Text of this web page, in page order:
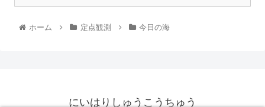
ホーム 定点観測 今日の海
にいはりしゅうこうちゅう